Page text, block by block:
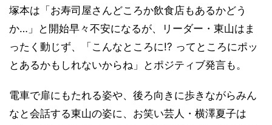
塚本は「お寿司屋さんどころか飲食店もあるかどう
か…」と開始早々不安になるが、リーダー・東山はま
ったく動じず、「こんなところに!? ってところにポッ
とあるかもしれないからね」とポジティブ発言も。
電車で扉にもたれる姿や、後ろ向きに歩きながらみん
なと会話する東山の姿に、お笑い芸人・横澤夏子は